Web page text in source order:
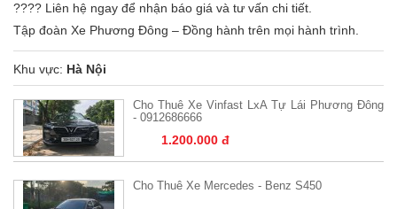
???? Liên hệ ngay để nhận báo giá và tư vấn chi tiết.
Tập đoàn Xe Phương Đông – Đồng hành trên mọi hành trình.
Khu vực: Hà Nội
Cho Thuê Xe Vinfast LxA Tự Lái Phương Đông
- 0912686666
1.200.000 đ
Cho Thuê Xe Mercedes - Benz S450